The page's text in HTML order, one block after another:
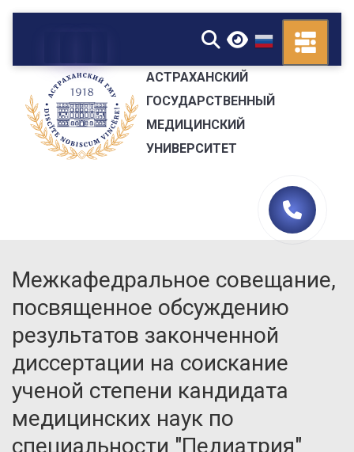
▼
АСТРАХАНСКИЙ
ГОСУДАРСТВЕННЫЙ
МЕДИЦИНСКИЙ
УНИВЕРСИТЕТ
Межкафедральное совещание,
посвященное обсуждению
результатов законченной
диссертации на соискание
ученой степени кандидата
медицинских наук по
специальности "Педиатрия"